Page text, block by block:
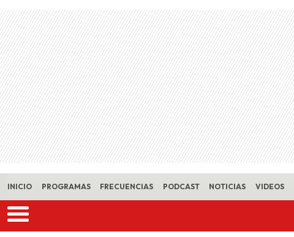
Skip to main content
INICIO PROGRAMAS FRECUENCIAS PODCAST NOTICIAS VIDEOS